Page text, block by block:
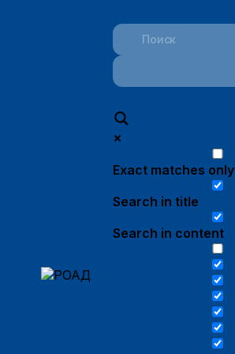
Exact matches only
Search in title
Search in content